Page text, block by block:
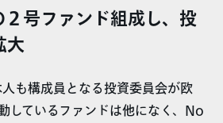
号ファンド組成し、投
大
も構成員となる投資委員会が欧
しているファンドは他になく、No